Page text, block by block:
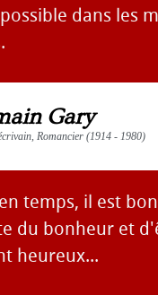
dans les
Gary
Romancier (1914 - 1980)
temps, il est
du bonheur et
heureux...